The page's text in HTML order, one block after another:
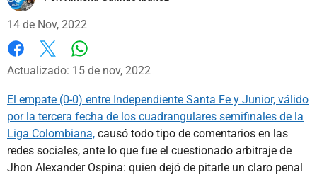
14 de Nov, 2022
Facebook
X
Actualizado: 15 de nov, 2022
El empate (0-0) entre Independiente Santa Fe y Junior, válido
por la tercera fecha de los cuadrangulares semifinales de la
Liga Colombiana, causó todo tipo de comentarios en las
redes sociales, ante lo que fue el cuestionado arbitraje de
Jhon Alexander Ospina: quien dejó de pitarle un claro penal